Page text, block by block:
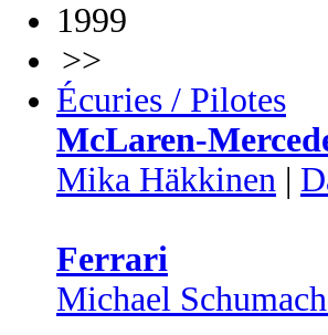
1999
>>
Écuries / Pilotes
McLaren-
Mika Häkkinen |
Ferrari
Michael